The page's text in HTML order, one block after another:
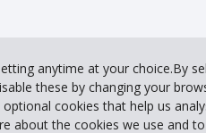
anytime at your choice.By
these by changing your
optional cookies that help us
about the cookies we use and
läs mer i vårFAQeller ring oss
AB | Org.nr 556434-7820 | Hertz